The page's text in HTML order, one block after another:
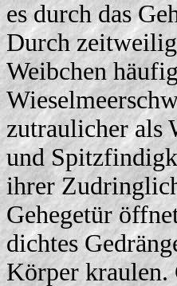
es durch das
Durch
Weibchen
zutraulicher als
und
ihrer
Gehegetür
dichtes
Körper kraulen.